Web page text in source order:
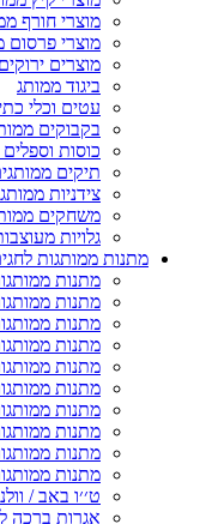
מוצרי חורף
מוצרי פרסום
מוצרים ירוקים
ביגוד ממותג
עטים וכלי
בקבוקים
כוסות
תיקים
צידניות
משחקים
גלויות
מתנות ממותגות
מתנות
מתנות
מתנות
מתנות
מתנות
מתנות
מתנות
מתנות
מתנות
מתנות
ט׳׳ו באב /
אגרות ברכה